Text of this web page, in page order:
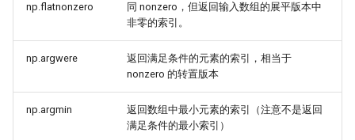
np.flatnonzero
同 nonzero，但返回输入数组的展平版本中
非零的索引。
np.argwere
返回满足条件的元素的索引，相当于
nonzero 的转置版本
np.argmin
返回数组中最小元素的索引（注意不是返回
满足条件的最小索引）